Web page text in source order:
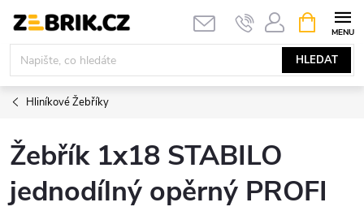
obsah
HLEDAT
NÁKUPNÍ
KOŠÍK
Hliníkové Žebříky
Žebřík 1x18 STABILO
jednodílný opěrný PROFI